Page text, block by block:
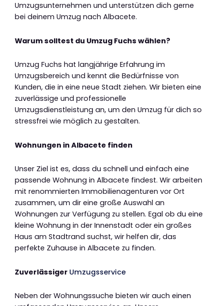
Umzugsunternehmen und unterstützen dich gerne
bei deinem Umzug nach Albacete.
Warum solltest du Umzug Fuchs wählen?
Umzug Fuchs hat langjährige Erfahrung im
Umzugsbereich und kennt die Bedürfnisse von
Kunden, die in eine neue Stadt ziehen. Wir bieten eine
zuverlässige und professionelle
Umzugsdienstleistung an, um den Umzug für dich so
stressfrei wie möglich zu gestalten.
Wohnungen in Albacete finden
Unser Ziel ist es, dass du schnell und einfach eine
passende Wohnung in Albacete findest. Wir arbeiten
mit renommierten Immobilienagenturen vor Ort
zusammen, um dir eine große Auswahl an
Wohnungen zur Verfügung zu stellen. Egal ob du eine
kleine Wohnung in der Innenstadt oder ein großes
Haus am Stadtrand suchst, wir helfen dir, das
perfekte Zuhause in Albacete zu finden.
Zuverlässiger Umzugsservice
Neben der Wohnungssuche bieten wir auch einen